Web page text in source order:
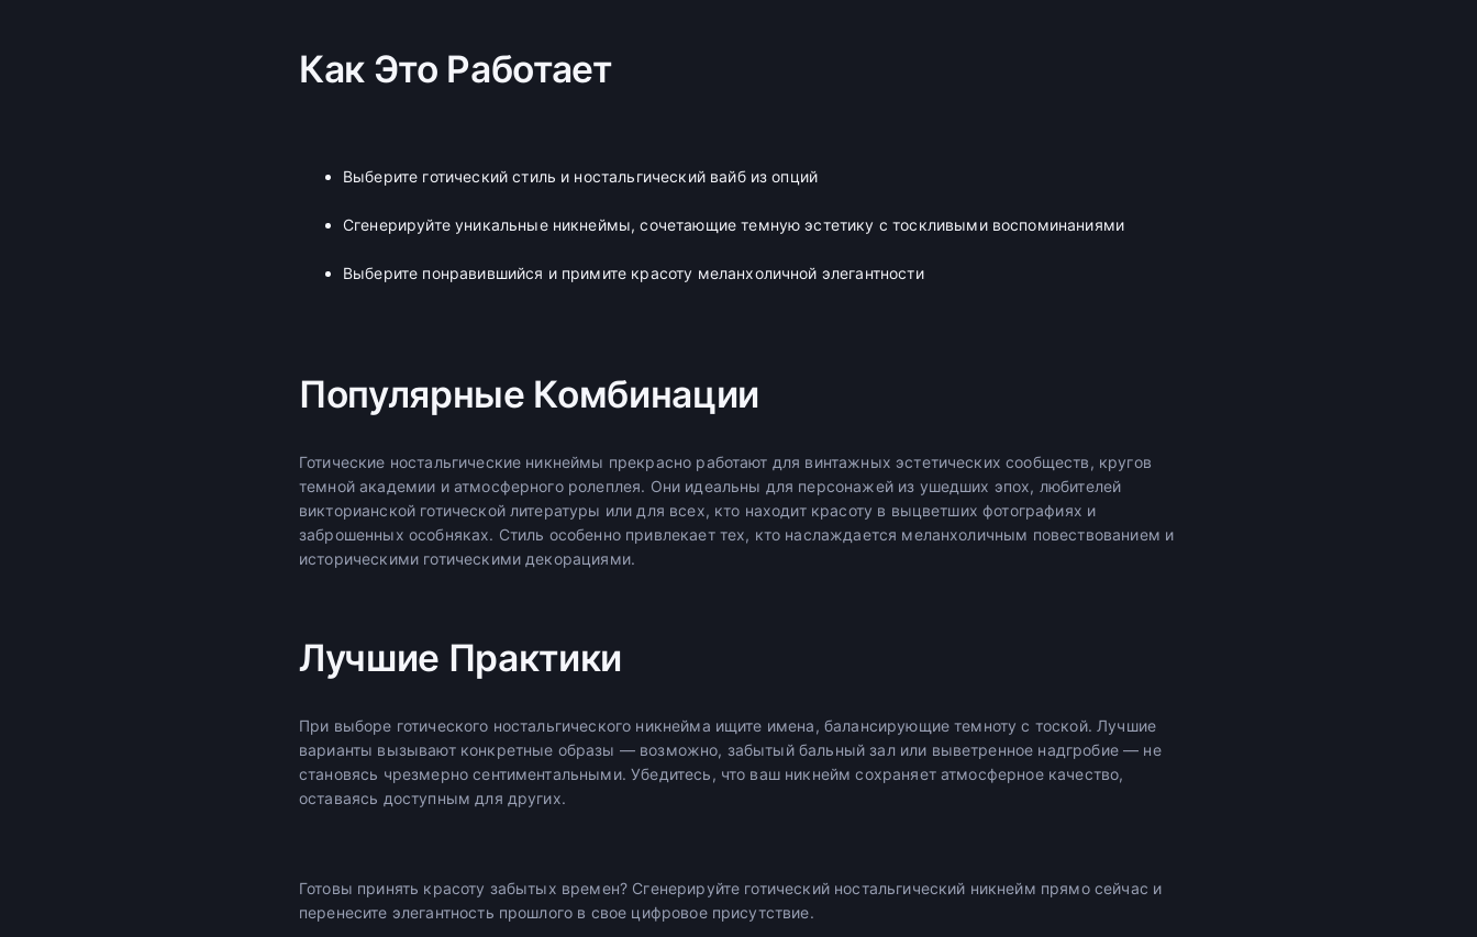
Как Это Работает
Выберите готический стиль и ностальгический вайб из опций
Сгенерируйте уникальные никнеймы, сочетающие темную эстетику с тоскливыми воспоминаниями
Выберите понравившийся и примите красоту меланхоличной элегантности
Популярные Комбинации
Готические ностальгические никнеймы прекрасно работают для винтажных эстетических сообществ, кругов
темной академии и атмосферного ролеплея. Они идеальны для персонажей из ушедших эпох, любителей
викторианской готической литературы или для всех, кто находит красоту в выцветших фотографиях и
заброшенных особняках. Стиль особенно привлекает тех, кто наслаждается меланхоличным повествованием и
историческими готическими декорациями.
Лучшие Практики
При выборе готического ностальгического никнейма ищите имена, балансирующие темноту с тоской. Лучшие
варианты вызывают конкретные образы — возможно, забытый бальный зал или выветренное надгробие — не
становясь чрезмерно сентиментальными. Убедитесь, что ваш никнейм сохраняет атмосферное качество,
оставаясь доступным для других.
Готовы принять красоту забытых времен? Сгенерируйте готический ностальгический никнейм прямо сейчас и
перенесите элегантность прошлого в свое цифровое присутствие.